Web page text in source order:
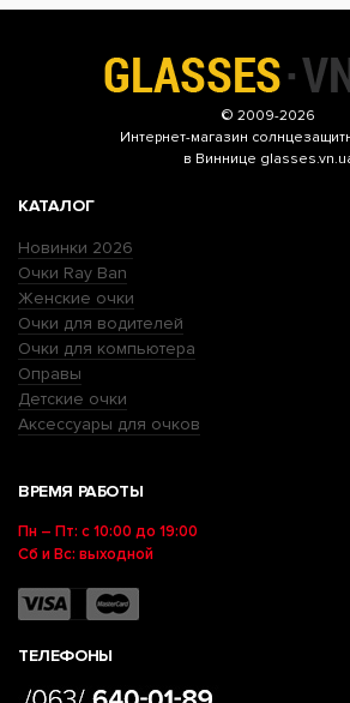
© 2009-2026
Интернет-магазин
в Виннице
КАТАЛОГ
Новинки 2026
Очки Ray Ban
Женские очки
Очки для водителей
Очки для компьютера
Оправы
Детские очки
Аксессуары для очков
ВРЕМЯ РАБОТЫ
Пн – Пт: с 10:00 до 19:00
Сб и Вс: выходной
ТЕЛЕФОНЫ